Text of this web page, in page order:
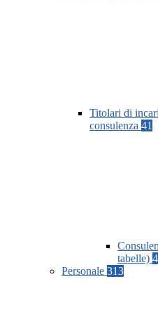
Titolari di
consulenza 41
tabelle)
Personale 313